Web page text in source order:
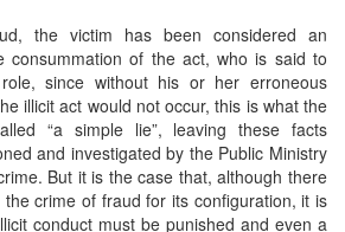
the victim has been considered an
consummation of the act, who is said to
since without his or her erroneous
illicit act would not occur, this is what the
“a simple lie”, leaving these facts
and investigated by the Public Ministry
But it is the case that, although there
crime of fraud for its configuration, it is
conduct must be punished and even a